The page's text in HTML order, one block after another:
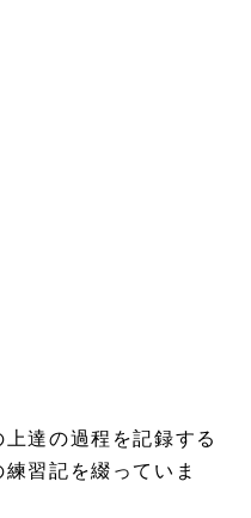
達の過程を記録する
習記を綴っていま